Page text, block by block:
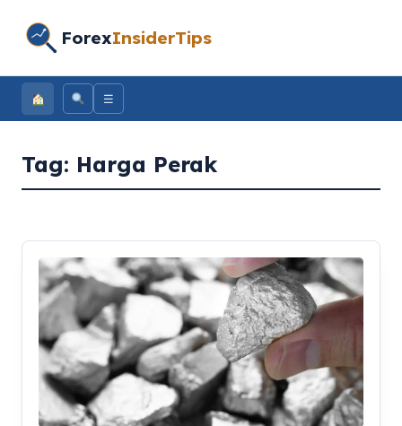
ForexInsiderTips
☰
Tag: Harga Perak